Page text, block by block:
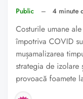
Public – 4 minute
Costurile umane
împotriva COVID
mușamalizarea
strategia de izolare
provoacă foamete